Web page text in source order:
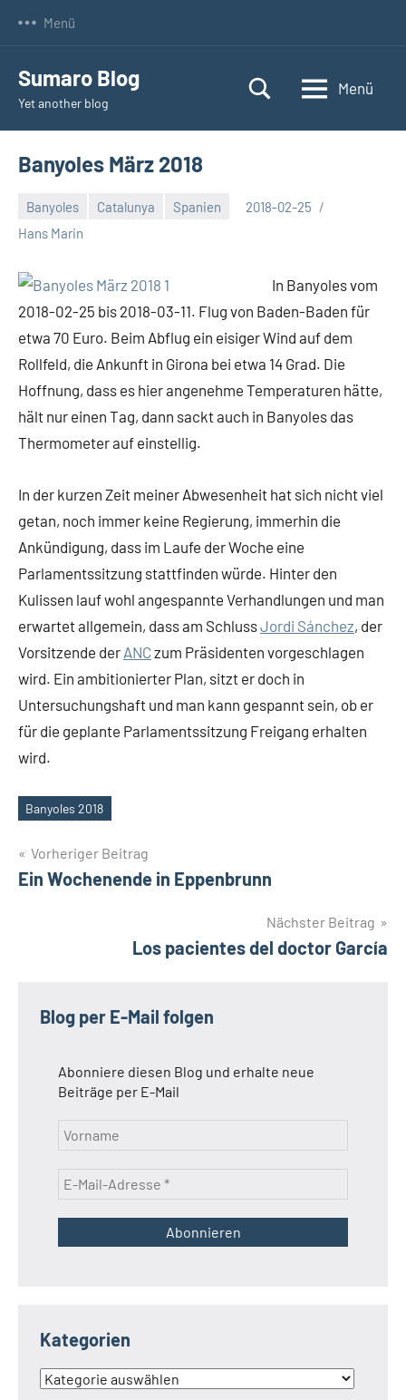
Menü
Sumaro Blog
Yet another blog
Menü
Banyoles März 2018
Banyoles Catalunya Spanien
2018-02-25
Hans Marin
In Banyoles vom
2018-02-25 bis 2018-03-11. Flug von Baden-Baden für
etwa 70 Euro. Beim Abflug ein eisiger Wind auf dem
Rollfeld, die Ankunft in Girona bei etwa 14 Grad. Die
Hoffnung, dass es hier angenehme Temperaturen hätte,
hält nur einen Tag, dann sackt auch in Banyoles das
Thermometer auf einstellig.
In der kurzen Zeit meiner Abwesenheit hat sich nicht viel
getan, noch immer keine Regierung, immerhin die
Ankündigung, dass im Laufe der Woche eine
Parlamentssitzung stattfinden würde. Hinter den
Kulissen lauf wohl angespannte Verhandlungen und man
erwartet allgemein, dass am SchlussJordi Sánchez, der
Vorsitzende der ANCzum Präsidenten vorgeschlagen
wird. Ein ambitionierter Plan, sitzt er doch in
Untersuchungshaft und man kann gespannt sein, ob er
für die geplante Parlamentssitzung Freigang erhalten
wird.
Schlagwörter
Banyoles 2018
Beitragsnavigation
Vorheriger Beitrag
Ein Wochenende in Eppenbrunn
Nächster Beitrag
Los pacientes del doctor García
Blog per E-Mail folgen
Abonniere diesen Blog und erhalte neue
Beiträge per E-Mail
Kategorien
Kategorien